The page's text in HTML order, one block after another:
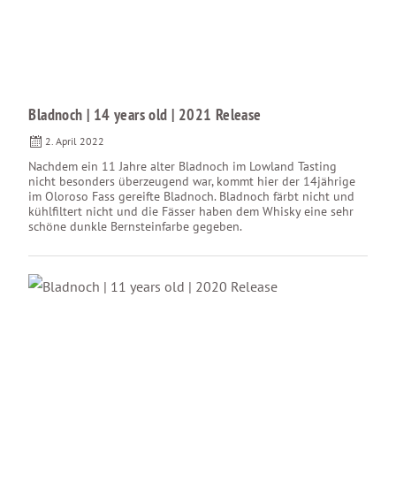
Bladnoch | 14 years old | 2021 Release
2. April 2022
Nachdem ein 11 Jahre alter Bladnoch im Lowland Tasting
nicht besonders überzeugend war, kommt hier der 14jährige
im Oloroso Fass gereifte Bladnoch. Bladnoch färbt nicht und
kühlfiltert nicht und die Fässer haben dem Whisky eine sehr
schöne dunkle Bernsteinfarbe gegeben.